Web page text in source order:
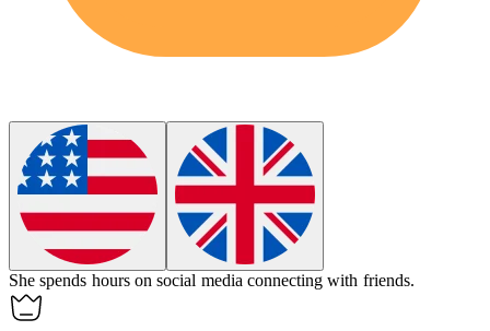
She spends hours onsocial media connecting with friends.